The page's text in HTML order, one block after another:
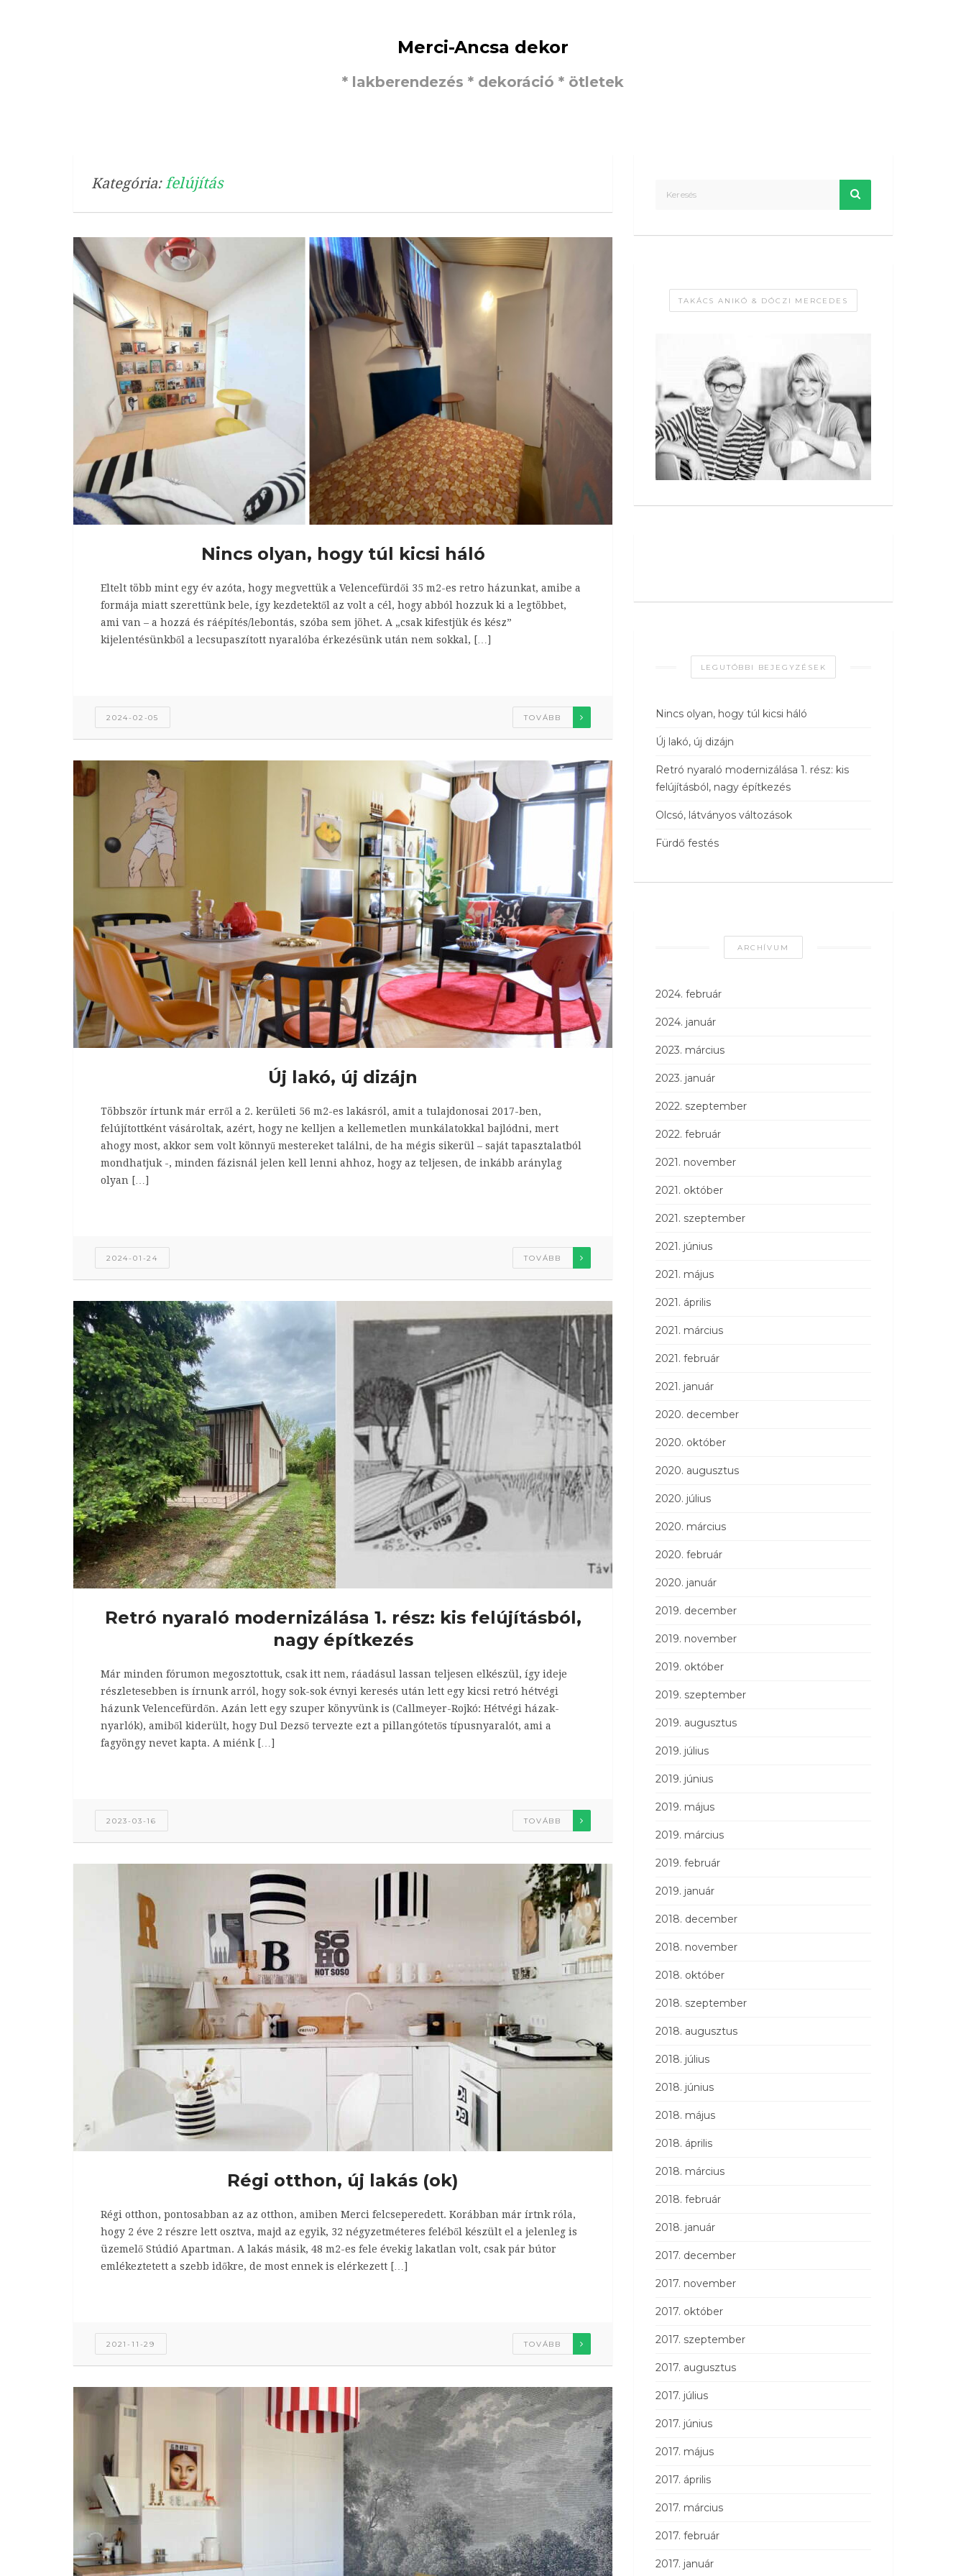
Merci-Ancsa dekor
* lakberendezés * dekoráció * ötletek
Kategória: felújítás
Nincs olyan, hogy túl kicsi háló
Eltelt több mint egy év azóta, hogy megvettük a Velencefürdői 35 m2-es retro házunkat, amibe a
formája miatt szerettünk bele, így kezdetektől az volt a cél, hogy abból hozzuk ki a legtöbbet,
ami van – a hozzá és ráépítés/lebontás, szóba sem jöhet. A „csak kifestjük és kész”
kijelentésünkből a lecsupaszított nyaralóba érkezésünk után nem sokkal, […]
2024-02-05 TOVÁBB
Új lakó, új dizájn
Többször írtunk már erről a 2. kerületi 56 m2-es lakásról, amit a tulajdonosai 2017-ben,
felújítottként vásároltak, azért, hogy ne kelljen a kellemetlen munkálatokkal bajlódni, mert
ahogy most, akkor sem volt könnyű mestereket találni, de ha mégis sikerül – saját tapasztalatból
mondhatjuk -, minden fázisnál jelen kell lenni ahhoz, hogy az teljesen, de inkább aránylag
olyan […]
2024-01-24 TOVÁBB
Retró nyaraló modernizálása 1. rész: kis felújításból,
nagy építkezés
Már minden fórumon megosztottuk, csak itt nem, ráadásul lassan teljesen elkészül, így ideje
részletesebben is írnunk arról, hogy sok-sok évnyi keresés után lett egy kicsi retró hétvégi
házunk Velencefürdőn. Azán lett egy szuper könyvünk is (Callmeyer-Rojkó: Hétvégi házak-
nyarlók), amiből kiderült, hogy Dul Dezső tervezte ezt a pillangótetős típusnyaralót, ami a
fagyöngy nevet kapta. A miénk […]
2023-03-16 TOVÁBB
Régi otthon, új lakás (ok)
Régi otthon, pontosabban az az otthon, amiben Merci felcseperedett. Korábban már írtnk róla,
hogy 2 éve 2 részre lett osztva, majd az egyik, 32 négyzetméteres feléből készült el a jelenleg is
üzemelő Stúdió Apartman. A lakás másik, 48 m2-es fele évekig lakatlan volt, csak pár bútor
emlékeztetett a szebb időkre, de most ennek is elérkezett […]
2021-11-29 TOVÁBB
TAKÁCS ANIKÓ & DÓCZI MERCEDES
LEGUTÓBBI BEJEGYZÉSEK
Nincs olyan, hogy túl kicsi háló
Új lakó, új dizájn
Retró nyaraló modernizálása 1. rész: kis
felújításból, nagy építkezés
Olcsó, látványos változások
Fürdő festés
ARCHÍVUM
2024. február
2024. január
2023. március
2023. január
2022. szeptember
2022. február
2021. november
2021. október
2021. szeptember
2021. június
2021. május
2021. április
2021. március
2021. február
2021. január
2020. december
2020. október
2020. augusztus
2020. július
2020. március
2020. február
2020. január
2019. december
2019. november
2019. október
2019. szeptember
2019. augusztus
2019. július
2019. június
2019. május
2019. március
2019. február
2019. január
2018. december
2018. november
2018. október
2018. szeptember
2018. augusztus
2018. július
2018. június
2018. május
2018. április
2018. március
2018. február
2018. január
2017. december
2017. november
2017. október
2017. szeptember
2017. augusztus
2017. július
2017. június
2017. május
2017. április
2017. március
2017. február
2017. január